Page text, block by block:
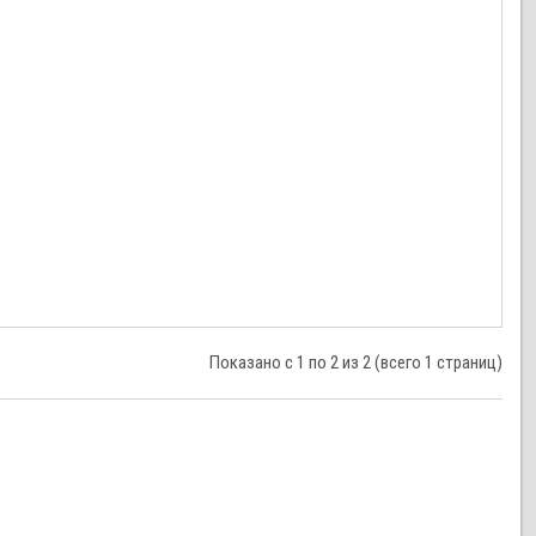
Показано с 1 по 2 из 2 (всего 1 страниц)